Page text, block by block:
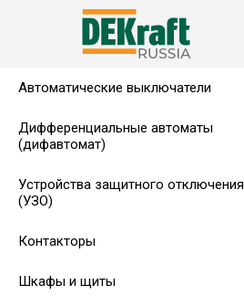
Автоматические выключатели
Дифференциальные автоматы
(дифавтомат)
Устройства защитного отключения
(УЗО)
Контакторы
Шкафы и щиты
Распределительные щиты,
Напольные щиты
Клеммы и комплектующие
Клеммы на DIN-рейку
Аксессуары для щитов
Автоматические выключатели в
Аксессуары
Предохранители
Щитовые приборы
Амперметры
Автоматические воздушные
выключатели
Воздушные автоматические